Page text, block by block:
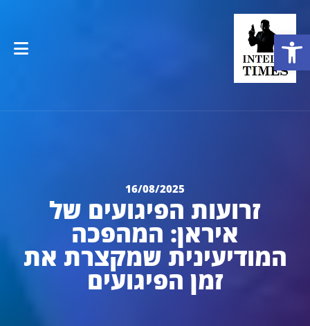
16/08/2025
זרועות הפיגועים של
איראן: המהפכה
המודיעינית שמקצרת את
זמן הפיגועים
פתח סרגל נגישות